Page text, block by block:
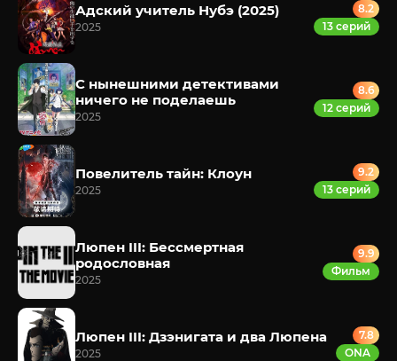
Адский учитель Нубэ (2025)
2025
8.2
13 серий
С нынешними детективами
ничего не поделаешь
2025
8.6
12 серий
Повелитель тайн: Клоун
2025
9.2
13 серий
Люпен III: Бессмертная
родословная
2025
9.9
Фильм
Люпен III: Дзэнигата и два Люпена
2025
7.8
ONA